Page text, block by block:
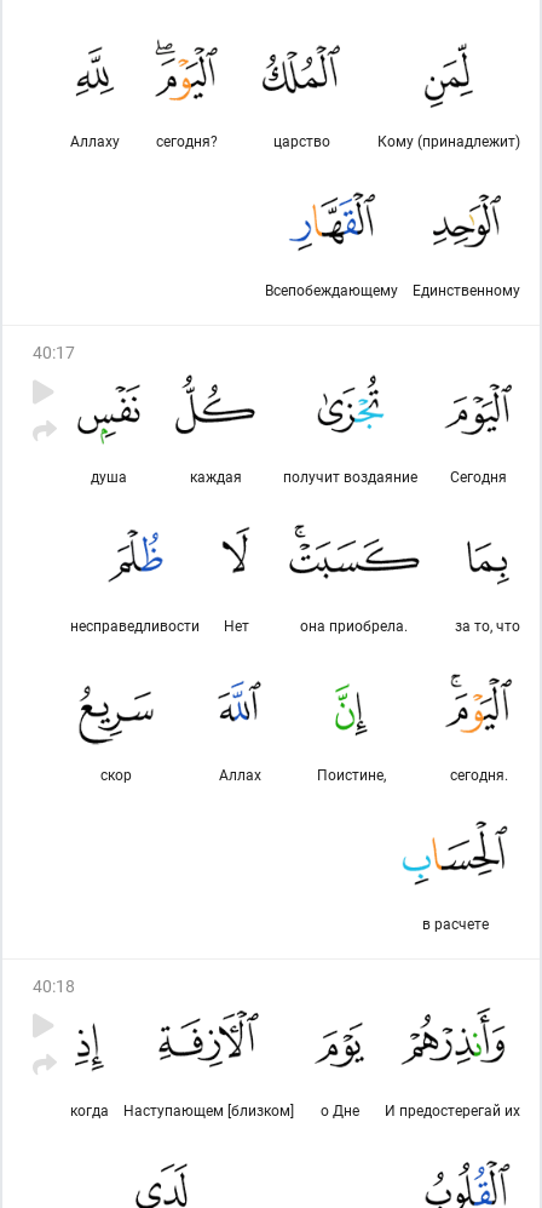
Кому (принадлежит)
царство
сегодня?
Аллаху
Единственному
Всепобеждающему
40:17
Сегодня
получит воздаяние
каждая
душа
за то, что
она приобрела.
Нет
несправедливости
сегодня.
Поистине,
Аллах
скор
в расчете
40:18
И предостерегай их
о Дне
Наступающем [близком]
когда